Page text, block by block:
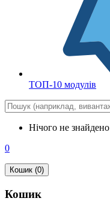
ТОП-10 модулів
Нічого не знайдено
0
Кошик (0)
Кошик